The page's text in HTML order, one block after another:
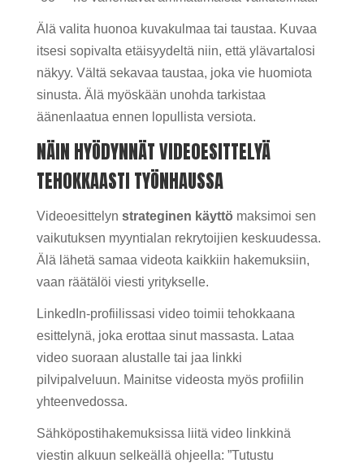
Älä valita huonoa kuvakulmaa tai taustaa. Kuvaa
itsesi sopivalta etäisyydeltä niin, että ylävartalosi
näkyy. Vältä sekavaa taustaa, joka vie huomiota
sinusta. Älä myöskään unohda tarkistaa
äänenlaatua ennen lopullista versiota.
NÄIN HYÖDYNNÄT VIDEOESITTELYÄ
TEHOKKAASTI TYÖNHAUSSA
Videoesittelyn strateginen käyttö maksimoi sen
vaikutuksen myyntialan rekrytoijien keskuudessa.
Älä lähetä samaa videota kaikkiin hakemuksiin,
vaan räätälöi viesti yritykselle.
LinkedIn-profiilissasi video toimii tehokkaana
esittelynä, joka erottaa sinut massasta. Lataa
video suoraan alustalle tai jaa linkki
pilvipalveluun. Mainitse videosta myös profiilin
yhteenvedossa.
Sähköpostihakemuksissa liitä video linkkinä
viestin alkuun selkeällä ohjeella: ”Tutustu